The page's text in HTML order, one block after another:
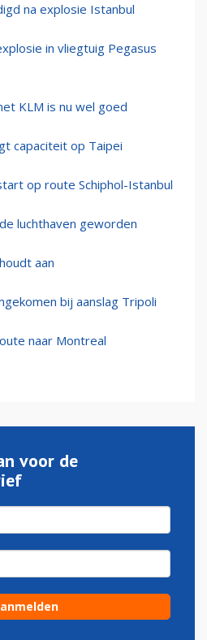
na explosie Istanbul
in vliegtuig Pegasus
KLM is nu wel goed
capaciteit op Taipei
op route Schiphol-Istanbul
luchthaven geworden
aan
bij aanslag Tripoli
naar Montreal
voor de